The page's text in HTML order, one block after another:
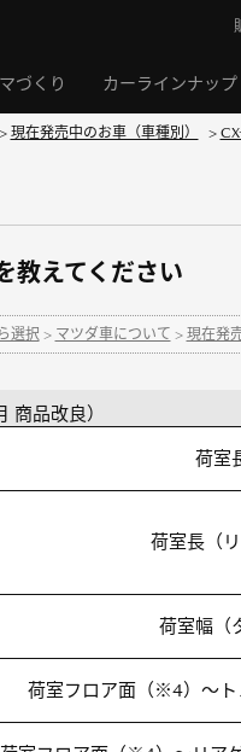
づくり カーラインナップ
> 現在発売中のお車（車種別） >
教えてください
選択 > マツダ車について > 現在発
品改良）
荷室
荷室長（
荷室幅（
荷室フロア面（※4）～ト